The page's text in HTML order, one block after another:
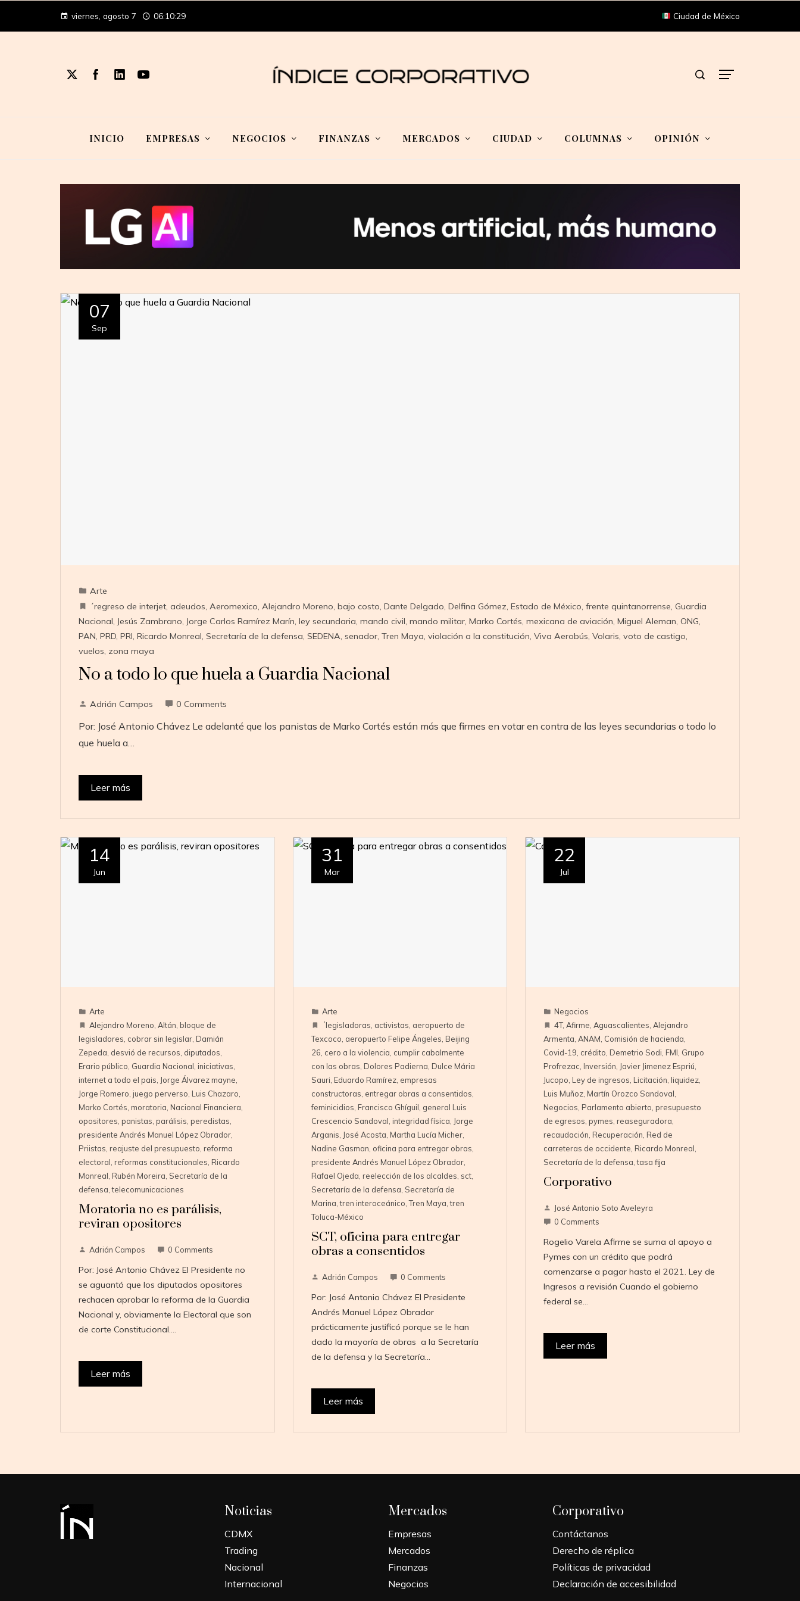
viernes, agosto 7 06:10:29 Ciudad de México
INICIO EMPRESAS NEGOCIOS FINANZAS MERCADOS CIUDAD COLUMNAS OPINIÓN
07
Sep
Arte
´regreso de interjet, adeudos, Aeromexico, Alejandro Moreno, bajo costo, Dante Delgado, Delfina Gómez, Estado de México, frente quintanorrense, Guardia
Nacional, Jesús Zambrano, Jorge Carlos Ramírez Marín, ley secundaria, mando civil, mando militar, Marko Cortés, mexicana de aviación, Miguel Aleman, ONG,
PAN, PRD, PRI, Ricardo Monreal, Secretaría de la defensa, SEDENA, senador, Tren Maya, violación a la constitución, Viva Aerobús, Volaris, voto de castigo,
vuelos, zona maya
No a todo lo que huela a Guardia Nacional
Adrián Campos 0 Comments
Por: José Antonio Chávez Le adelanté que los panistas de Marko Cortés están más que firmes en votar en contra de las leyes secundarias o todo lo
que huela a…
Leer más
14
Jun
Arte
Alejandro Moreno Altán bloque de
legisladores cobrar sin legislar, Damián
Zepeda desvió de recursos diputados
Erario público Guardia Nacional iniciativas
internet a todo el pais Jorge Álvarez mayne
Jorge Romero juego perverso Luis Chazaro
Marko Cortés moratoria Nacional Financiera
opositores panistas parálisis peredistas
presidente Andrés Manuel López Obrador,
Priistas reajuste del presupuesto reforma
electoral reformas constitucionales Ricardo
Monreal Rubén Moreira Secretaría de la
defensa ,telecomunicaciones
Moratoria no es parálisis,
reviran opositores
Adrián Campos 0 Comments
Por: José Antonio Chávez El Presidente no
se aguantó que los diputados opositores
rechacen aprobar la reforma de la Guardia
Nacional y, obviamente la Electoral que son
de corte Constitucional.…
Leer más
31
Mar
Arte
´legisladoras activistas aeropuerto de
Texcoco aeropuerto Felipe Ángeles Beijing
26 cero a la violencia cumplir cabalmente
con las obras Dolores Padierna Dulce Mária
Sauri Eduardo Ramírez, empresas
constructoras entregar obras a consentidos
feminicidios Francisco Ghíguil general Luis
Crescencio Sandoval integridad física Jorge
Arganis José Acosta Martha Lucía Micher,
Nadine Gasman oficina para entregar obras
presidente Andrés Manuel López Obrador,
Rafael Ojeda reelección de los alcaldes sct,
Secretaría de la defensa Secretaría de
Marina ,tren interoceánico ,Tren Maya ,tren
Toluca-México
SCT, oficina para entregar
obras a consentidos
Adrián Campos 0 Comments
Por: José Antonio Chávez El Presidente
Andrés Manuel López Obrador
prácticamente justificó porque se le han
dado la mayoría de obras a la Secretaría
de la defensa y la Secretaría…
Leer más
22
Jul
Negocios
4T,Afirme ,Aguascalientes ,Alejandro
Armenta ,ANAM Comisión de hacienda
Covid-19 crédito Demetrio Sodi FMI Grupo
Profrezac Inversión Javier Jimenez Espriú
Jucopo Ley de ingresos Licitación liquidez
Luis Muñoz Martín Orozco Sandoval
Negocios Parlamento abierto ,presupuesto
de egresos ,pymes ,reaseguradora
recaudación Recuperación Red de
carreteras de occidente Ricardo Monreal
Secretaría de la defensa ,tasa fija
Corporativo
José Antonio Soto Aveleyra
0 Comments
Rogelio Varela Afirme se suma al apoyo a
Pymes con un crédito que podrá
comenzarse a pagar hasta el 2021. Ley de
Ingresos a revisión Cuando el gobierno
federal se…
Leer más
Noticias
CDMX
Trading
Nacional
Internacional
Mercados
Empresas
Mercados
Finanzas
Negocios
Corporativo
Contáctanos
Derecho de réplica
Políticas de privacidad
Declaración de accesibilidad